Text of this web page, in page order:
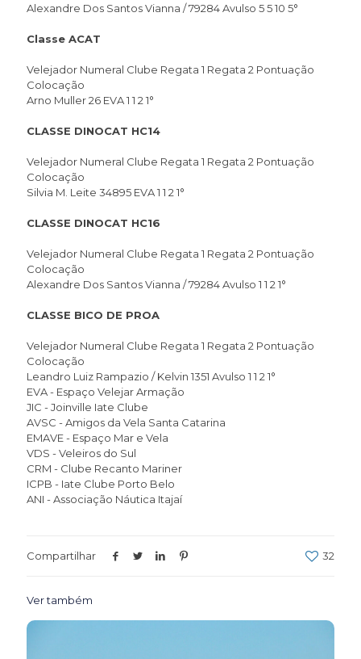
Alexandre Dos Santos Vianna / 79284 Avulso 5 5 10 5°
Classe ACAT
Velejador Numeral Clube Regata 1 Regata 2 Pontuação
Colocação
Arno Muller 26 EVA 1 1 2 1°
CLASSE DINOCAT HC14
Velejador Numeral Clube Regata 1 Regata 2 Pontuação
Colocação
Silvia M. Leite 34895 EVA 1 1 2 1°
CLASSE DINOCAT HC16
Velejador Numeral Clube Regata 1 Regata 2 Pontuação
Colocação
Alexandre Dos Santos Vianna / 79284 Avulso 1 1 2 1°
CLASSE BICO DE PROA
Velejador Numeral Clube Regata 1 Regata 2 Pontuação
Colocação
Leandro Luiz Rampazio / Kelvin 1351 Avulso 1 1 2 1°
EVA - Espaço Velejar Armação
JIC - Joinville Iate Clube
AVSC - Amigos da Vela Santa Catarina
EMAVE - Espaço Mar e Vela
VDS - Veleiros do Sul
CRM - Clube Recanto Mariner
ICPB - Iate Clube Porto Belo
ANI - Associação Náutica Itajaí
Compartilhar 32
Ver também